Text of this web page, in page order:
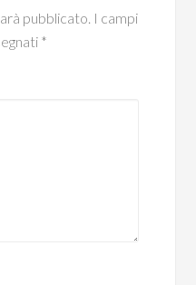
pubblicato. I campi
*